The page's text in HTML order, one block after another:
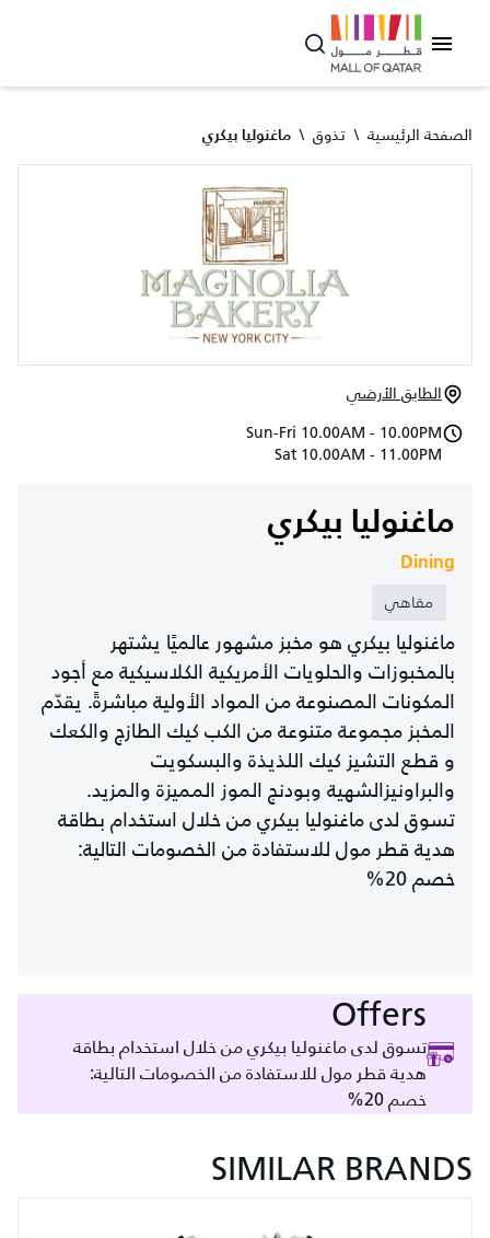
الصفحة الرئيسية \ تذوق \ ماغنوليا بيكري
الطابق الأرضي
Sun-Fri 10.00AM - 10.00PM
Sat 10.00AM - 11.00PM
ماغنوليا بيكري
Dining
مقاهي
ماغنوليا بيكري هو مخبز مشهور عالميًا يشتهر
بالمخبوزات والحلويات الأمريكية الكلاسيكية مع أجود
المكونات المصنوعة من المواد الأولية مباشرةً. يقدّم
المخبز مجموعة متنوعة من الكب كيك الطازج والكعك
و قطع التشيز كيك اللذيذة والبسكويت
والبراونيزالشهية وبودنج الموز المميزة والمزيد.
تسوق لدى ماغنوليا بيكري من خلال استخدام بطاقة
هدية قطر مول للاستفادة من الخصومات التالية:
خصم 20%
Offers
تسوق لدى ماغنوليا بيكري من خلال استخدام بطاقة
هدية قطر مول للاستفادة من الخصومات التالية:
خصم 20%
SIMILAR BRANDS